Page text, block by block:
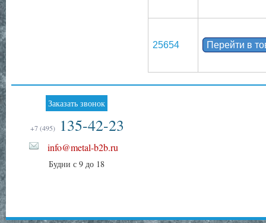
25654 Перейти в
Заказать звонок
+7 (495) 135-42-23
info@metal-b2b.ru
Будни с 9 до 18